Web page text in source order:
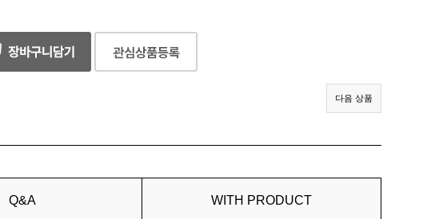
다음 상품
Q&A WITH PRODUCT